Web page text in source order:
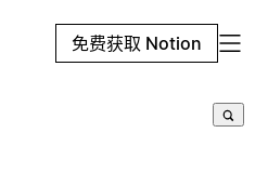
免费获取 Notion